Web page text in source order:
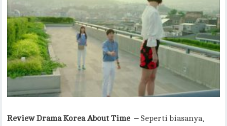
Review Drama Korea About Time – Seperti biasanya,